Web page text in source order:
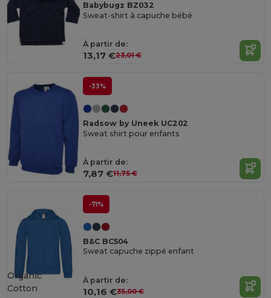
Babybugz BZ032
Sweat-shirt à capuche bébé
À partir de:
13,17 €23,01 €
-33%
Radsow by Uneek UC202
Sweat shirt pour enfants
À partir de:
7,87 €11,75 €
-71%
B&C BC504
Sweat capuche zippé enfant
À partir de:
10,16 €35,00 €
Organic
Cotton